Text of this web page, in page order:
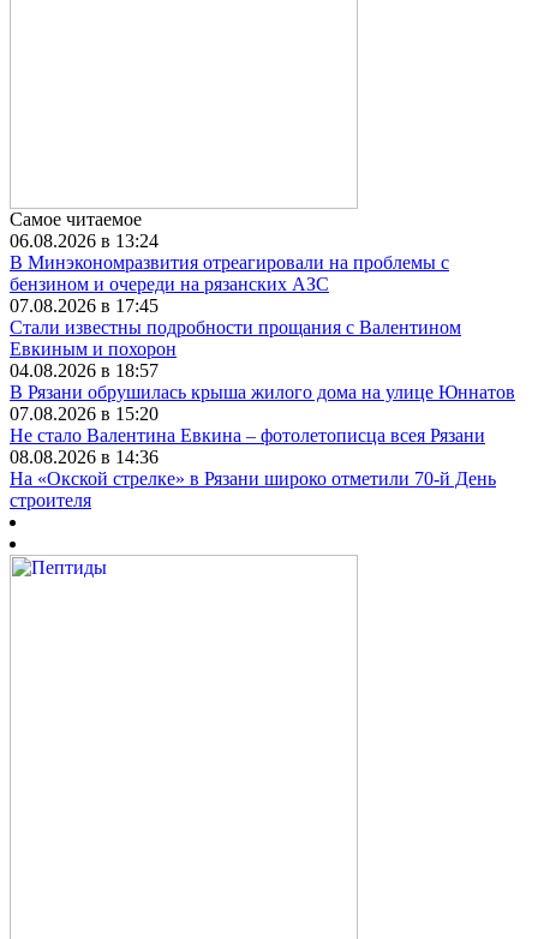
Самое читаемое
06.08.2026 в 13:24
В Минэкономразвития отреагировали на проблемы с
бензином и очереди на рязанских АЗС
07.08.2026 в 17:45
Стали известны подробности прощания с Валентином
Евкиным и похорон
04.08.2026 в 18:57
В Рязани обрушилась крыша жилого дома на улице Юннатов
07.08.2026 в 15:20
Не стало Валентина Евкина – фотолетописца всея Рязани
08.08.2026 в 14:36
На «Окской стрелке» в Рязани широко отметили 70-й День
строителя